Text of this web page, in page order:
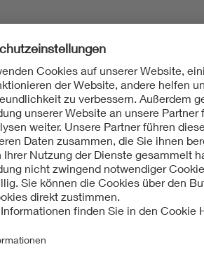
Mit unserem DKE Newsletter
fassen wir die wichtigsten
berichten wir über aktuelle